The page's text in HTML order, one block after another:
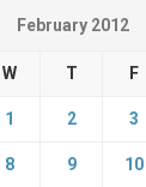
February 2012
W T F
1 2 3
8 9 10